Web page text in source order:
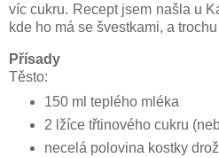
víc cukru. Recept jsem našla u
kde ho má se švestkami, a
Přísady
Těsto:
150 ml teplého mléka
2 lžíce třtinového cukru
necelá polovina kostky